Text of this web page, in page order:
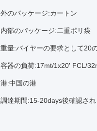
外のパッケージ:カートン
内部のパッケージ:二重ポリ袋
重量:バイヤーの要求として20
容器の負荷:17mt/1x20' FCL/
港:中国の港
調達期間:15-20days後確認さ